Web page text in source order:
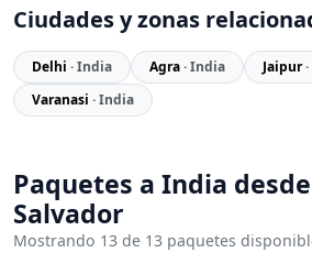
Ciudades y zonas
Delhi · India Agra· India Jaipur
Varanasi · India
Paquetes a India
Salvador
Mostrando 13 de 13 paquetes